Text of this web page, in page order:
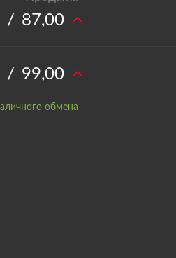
/ 87,00
/ 99,00
обмена